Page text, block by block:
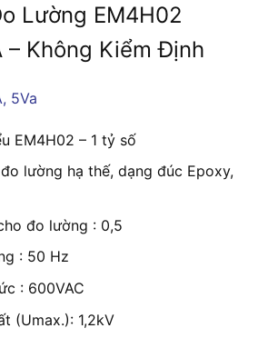
Lường EM4H02
– Không Kiểm Định
EM4H02 – 1 tỷ số
lường hạ thế, dạng đúc Epoxy,
đo lường : 0,5
: 50 Hz
: 600VAC
(Umax.): 1,2kV